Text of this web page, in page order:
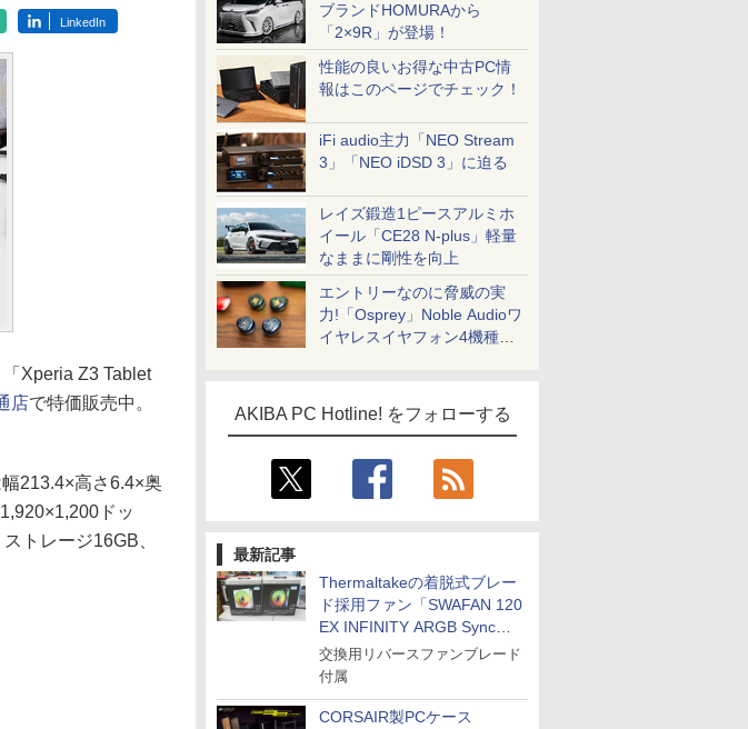
ブランドHOMURAから
「2×9R」が登場！
性能の良いお得な中古PC情
報はこのページでチェック！
iFi audio主力「NEO Stream
3」「NEO iDSD 3」に迫る
レイズ鍛造1ピースアルミホ
イール「CE28 N-plus」軽量
なままに剛性を向上
エントリーなのに脅威の実
力!「Osprey」Noble Audioワ
イヤレスイヤフォン4機種を
AKIBA PC Hotline! をフォローする
最新記事
Thermaltakeの着脱式ブレー
ド採用ファン「SWAFAN 120
EX INFINITY ARGB Sync」
に単品パッケージ
交換用リバースファンブレード
付属
CORSAIR製PCケース
LinkedIn
Xperia Z3 Tablet
店で特価販売中。
213.4×高さ6.4×奥
ドッ
トレージ16GB、